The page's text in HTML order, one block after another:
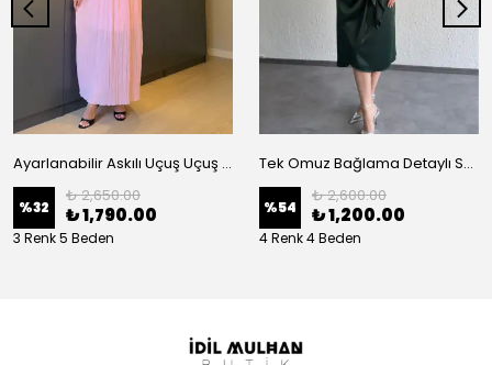
Ayarlanabilir Askılı Uçuş Uçuş Piliseli Elbise
%32
₺ 2,650.00
₺ 1,790.00
3 Renk 5 Beden
Tek Omuz Bağlama Detaylı Saten Elbise
%54
₺ 2,600.00
₺ 1,200.00
4 Renk 4 Beden